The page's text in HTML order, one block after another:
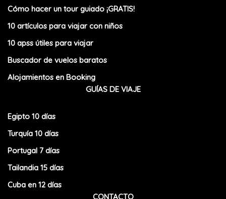
Cómo hacer un tour guiado ¡GRATIS!
10 artículos para viajar con niños
10 apss útiles para viajar
Buscador de vuelos baratos
Alojamientos en Booking
GUÍAS DE VIAJE
Egipto 10 días
Turquía 10 días
Portugal 7 días
Tailandia 15 días
Cuba en 12 días
CONTACTO